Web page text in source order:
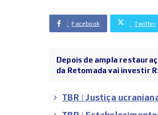
Facebook Twitter
Depois de ampla
da Retomada vai investir
TBR | Justiça